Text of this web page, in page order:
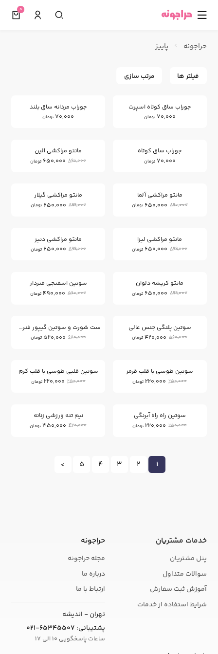
☰
0
حراجونه پاییز
فیلتر ها مرتب سازی
جوراب ساق کوتاه اسپرت
70,000 تومان
جوراب مردانه ساق بلند
70,000 تومان
جوراب ساق کوتاه
70,000 تومان
مانتو مراکشی الین
890,000
650,000 تومان
مانتو مراکشی آلما
890,000
650,000 تومان
مانتو مراکشی گیلار
899,000
650,000 تومان
مانتو مراکشی لیزا
899,000
650,000 تومان
مانتو مراکشی دنیز
899,000
650,000 تومان
مانتو کریشه دلوان
899,000
650,000 تومان
سوتین اسفنجی فنردار
560,000
490,000 تومان
سوتین پلنگی جنس عالی
560,000
420,000 تومان
ست شورت و سوتین گیپور فنردار
680,000
520,000 تومان
سوتین طوسی با قلب قرمز
250,000
220,000 تومان
سوتین قلبی طوسی با قلب کرم
250,000
220,000 تومان
سوتین راه راه آبرنگی
250,000
220,000 تومان
نیم تنه ورزشی زنانه
420,000
350,000 تومان
1
2
3
4
5
>
خدمات مشتریان
پنل مشتریان
سوالات متداول
آموزش ثبت سفارش
شرایط استفاده از خدمات
حراجونه
مجله حراجونه
درباره ما
ارتباط با ما
تهران - اندیشه
پشتیبانی: 021-65345507
ساعات پاسخگویی 10 الی 17